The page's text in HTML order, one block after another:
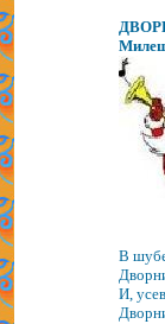
В
И,